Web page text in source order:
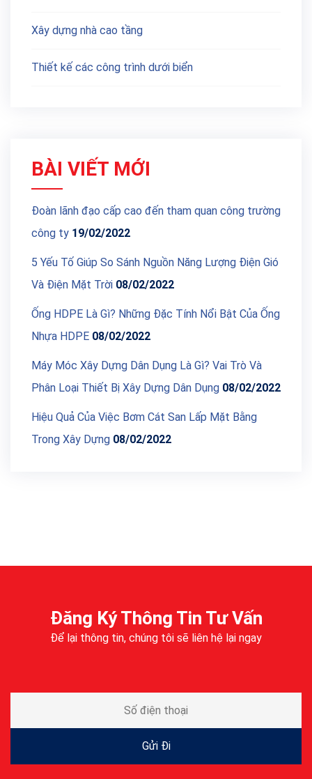
Xây dựng nhà cao tầng
Thiết kế các công trình dưới biển
BÀI VIẾT MỚI
Đoàn lãnh đạo cấp cao đến tham quan công trường
công ty 19/02/2022
5 Yếu Tố Giúp So Sánh Nguồn Năng Lượng Điện Gió
Và Điện Mặt Trời 08/02/2022
Ống HDPE Là Gì? Những Đặc Tính Nổi Bật Của Ống
Nhựa HDPE 08/02/2022
Máy Móc Xây Dựng Dân Dụng Là Gì? Vai Trò Và
Phân Loại Thiết Bị Xây Dựng Dân Dụng 08/02/2022
Hiệu Quả Của Việc Bơm Cát San Lấp Mặt Bằng
Trong Xây Dựng 08/02/2022
Đăng Ký Thông Tin Tư Vấn
Để lại thông tin, chúng tôi sẽ liên hệ lại ngay